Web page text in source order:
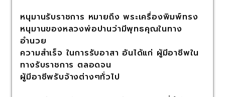
หนุมานรับราชการ หมายถึง พระเครื่องพิมพ์ทรง
หนุมานของหลวงพ่อปานว่ามีพุทธคุณในทาง
อำนวย
ความสำเร็จ ในการรับอาสา อันได้แก่ ผู้มีอาชีพใน
ทางรับราชการ ตลอดจน
ผู้มีอาชีพรับจ้างต่างๆทั่วไป